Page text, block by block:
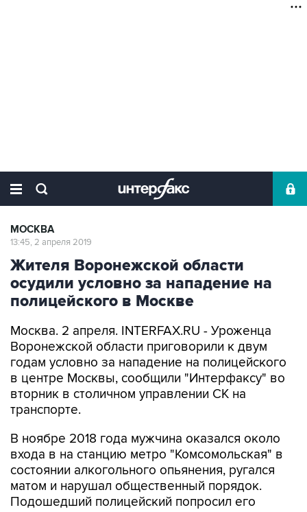
МОСКВА
13:45, 2 апреля 2019
Жителя Воронежской области
осудили условно за нападение на
полицейского в Москве
Москва. 2 апреля. INTERFAX.RU - Уроженца
Воронежской области приговорили к двум
годам условно за нападение на полицейского
в центре Москвы, сообщили "Интерфаксу" во
вторник в столичном управлении СК на
транспорте.
В ноябре 2018 года мужчина оказался около
входа в на станцию метро "Комсомольская" в
состоянии алкогольного опьянения, ругался
матом и нарушал общественный порядок.
Подошедший полицейский попросил его